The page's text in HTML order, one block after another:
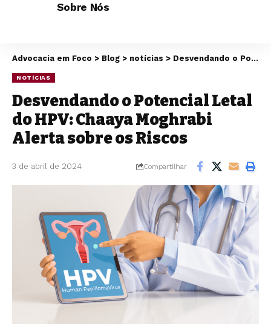
Sobre Nós
Advocacia em Foco > Blog > notícias > Desvendando o Potencial Letal do HPV: Chaaya Moghrabi Alerta sobre os Riscos
NOTÍCIAS
Desvendando o Potencial Letal
do HPV: Chaaya Moghrabi
Alerta sobre os Riscos
3 de abril de 2024 Compartilhar